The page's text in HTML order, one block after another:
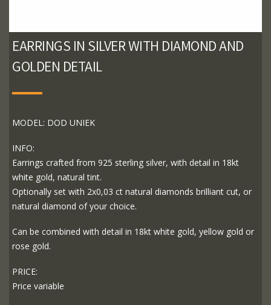
EARRINGS IN SILVER WITH DIAMOND AND
GOLDEN DETAIL
MODEL: DOD UNIEK
INFO:
Earrings crafted from 925 sterling silver, with detail in 18kt
white gold, natural tint.
Optionally set with 2x0,03 ct natural diamonds brilliant cut, or
natural diamond of your choice.
Can be combined with detail in 18kt white gold, yellow gold or
rose gold.
PRICE:
Price variable